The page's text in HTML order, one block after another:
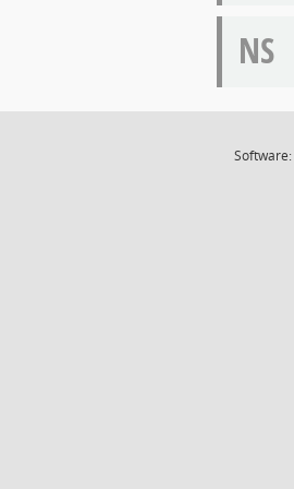
NS
Software: